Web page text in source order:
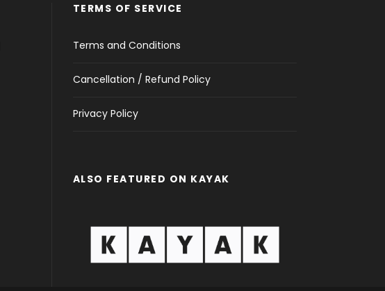
TERMS OF SERVICE
Terms and Conditions
Cancellation / Refund Policy
Privacy Policy
ALSO FEATURED ON KAYAK